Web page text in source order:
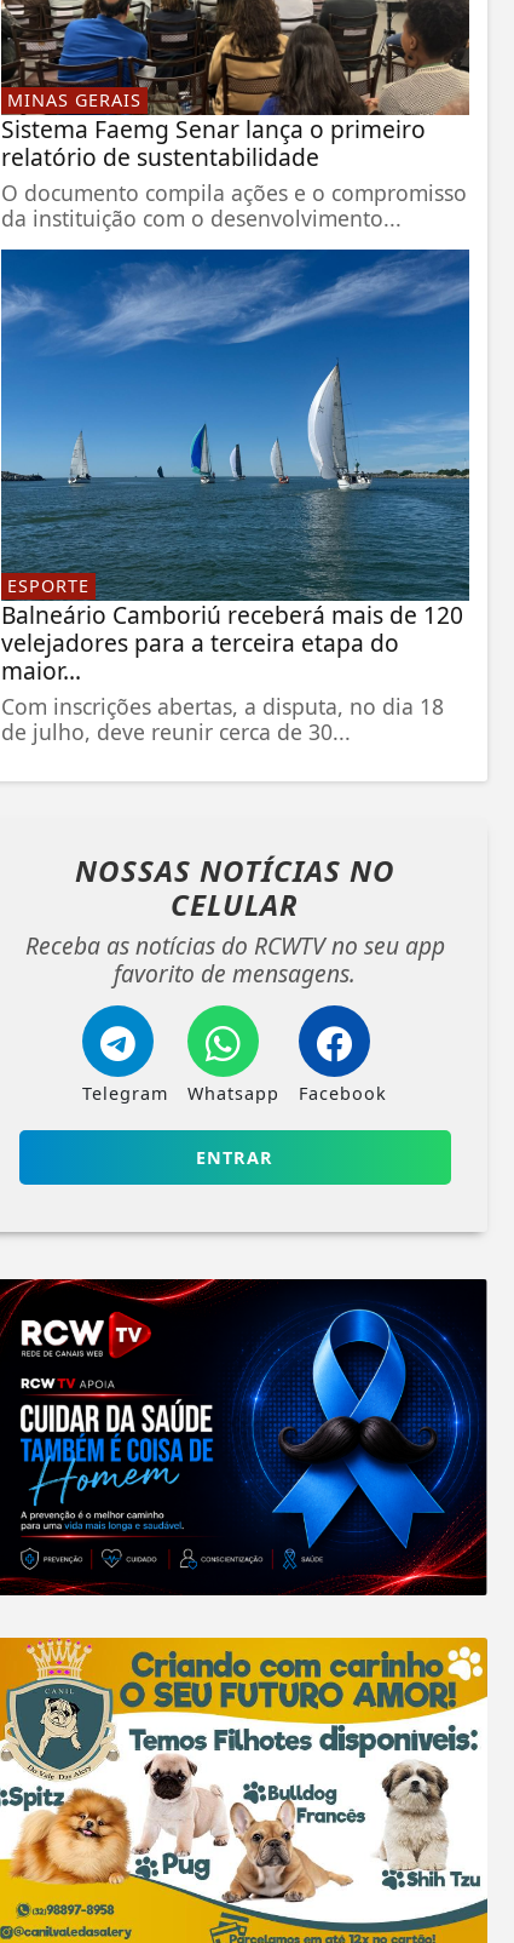
MINAS GERAIS
Sistema Faemg Senar lança o primeiro
relatório de sustentabilidade
O documento compila ações e o compromisso
da instituição com o desenvolvimento...
ESPORTE
Balneário Camboriú receberá mais de 120
velejadores para a terceira etapa do
maior...
Com inscrições abertas, a disputa, no dia 18
de julho, deve reunir cerca de 30...
NOSSAS NOTÍCIAS NO
CELULAR
Receba as notícias do RCWTV no seu app
favorito de mensagens.
Telegram Whatsapp Facebook
ENTRAR